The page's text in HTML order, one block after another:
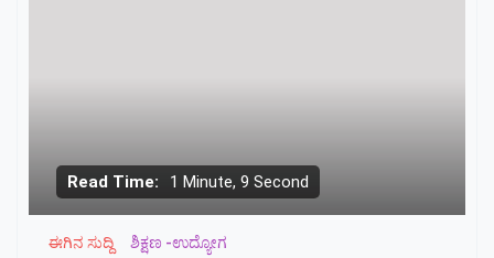
Read Time: 1 Minute, 9 Second
ಈಗಿನ ಸುದ್ದಿ ಶಿಕ್ಷಣ -ಉದ್ಯೋಗ